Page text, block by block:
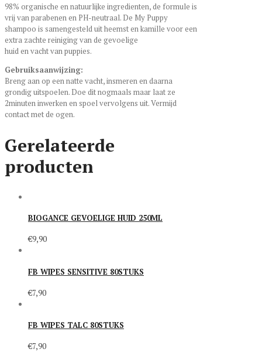
98% organische en natuurlijke ingredienten, de formule is
vrij van parabenen en PH-neutraal. De My Puppy
shampoo is samengesteld uit heemst en kamille voor een
extra zachte reiniging van de gevoelige
huid en vacht van puppies.
Gebruiksaanwijzing:
Breng aan op een natte vacht, insmeren en daarna
grondig uitspoelen. Doe dit nogmaals maar laat ze
2minuten inwerken en spoel vervolgens uit. Vermijd
contact met de ogen.
Gerelateerde
producten
BIOGANCE GEVOELIGE HUID 250ML
€9,90
FB WIPES SENSITIVE 80STUKS
€7,90
FB WIPES TALC 80STUKS
€7,90